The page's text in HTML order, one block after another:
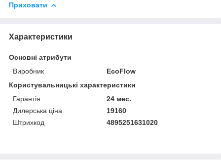
Приховати
Характеристики
Основні атрибути
Виробник
EcoFlow
Користувальницькі характеристики
Гарантія
24 мес.
Дилерська ціна
19160
Штрихкод
4895251631020